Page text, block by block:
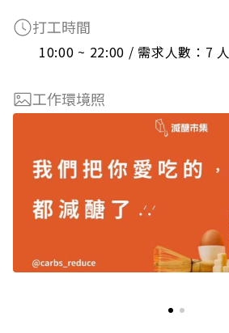
打工時間
10:00 ~ 22:00 / 需求人數：7 人
工作環境照